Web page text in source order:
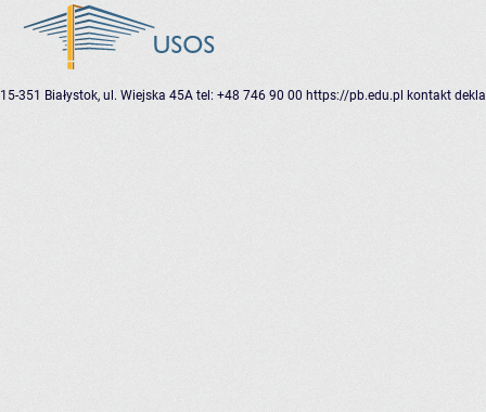
15-351 Białystok, ul. Wiejska 45A tel: +48 746 90 00 https://pb.edu.pl kontakt